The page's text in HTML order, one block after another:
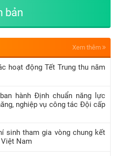
bản
Xem thêm
hoạt động Tết Trung thu năm
hành Định chuẩn năng lực
nghiệp vụ công tác Đội cấp
sinh tham gia vòng chung kết
Nam